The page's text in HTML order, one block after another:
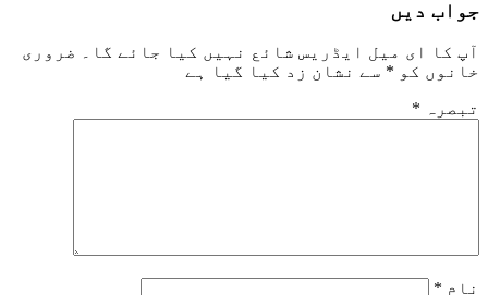
جواب دیں
آپ کا ای میل ایڈریس شائع نہیں کیا جائے گا۔
ضروری
خانوں کو * سے نشان زد کیا گیا ہے
تبصرہ *
نام *